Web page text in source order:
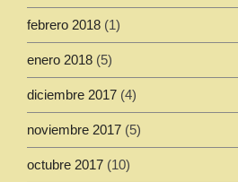
febrero 2018 (1)
enero 2018 (5)
diciembre 2017 (4)
noviembre 2017 (5)
octubre 2017 (10)